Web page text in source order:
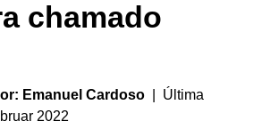
chamado
Emanuel Cardoso | Última
2022